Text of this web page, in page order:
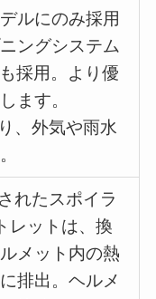
ルにのみ採用
ングシステム
採用。より優
ます。
、外気や雨水
れたスポイラ
レットは、換
メット内の熱
排出。ヘルメ